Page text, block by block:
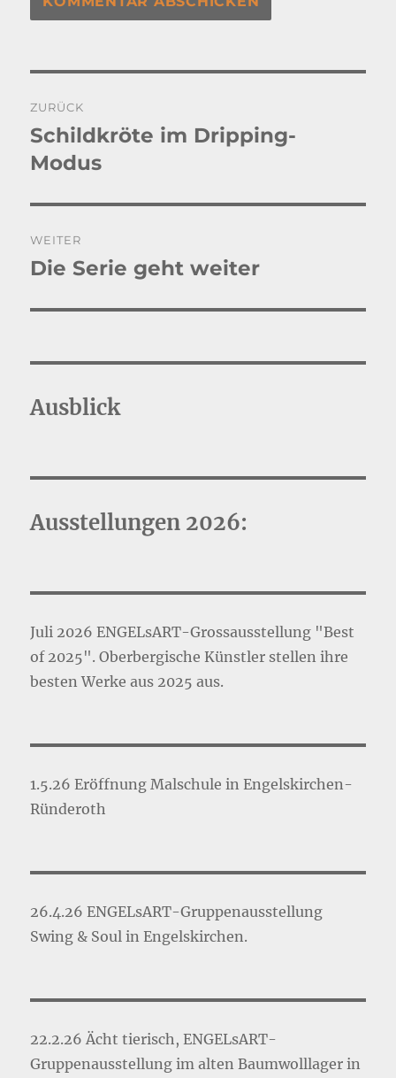
ZURÜCK
Vorheriger
Beitrag:
Schildkröte im Dripping-
Modus
WEITER
Nächster
Die Serie geht weiter
Ausblick
Ausstellungen 2026:
Juli 2026 ENGELsART-Grossausstellung "Best
of 2025". Oberbergische Künstler stellen ihre
besten Werke aus 2025 aus.
1.5.26 Eröffnung Malschule in Engelskirchen-
Ründeroth
26.4.26 ENGELsART-Gruppenausstellung
Swing & Soul in Engelskirchen.
22.2.26 Ächt tierisch, ENGELsART-
Gruppenausstellung im alten Baumwolllager in